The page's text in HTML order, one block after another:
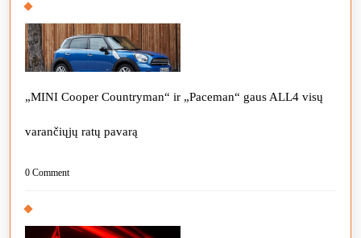
„MINI Cooper Countryman“ ir „Paceman“ gaus ALL4 visų
varančiųjų ratų pavarą
0 Comment